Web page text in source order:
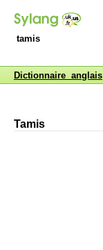
tamis
Dictionnaire anglais
Tamis